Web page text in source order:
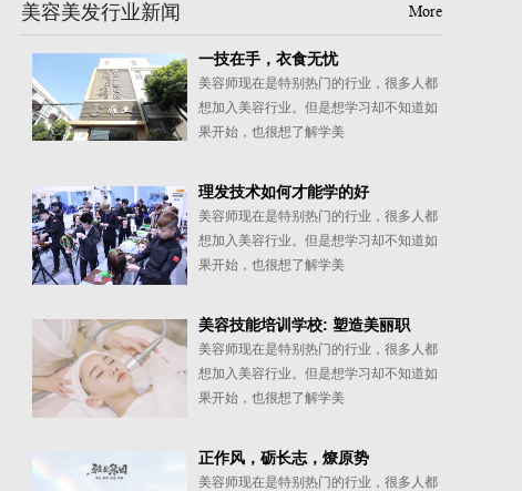
More
美容美发行业新闻
一技在手，衣食无忧
美容师现在是特别热门的行业，很多人都
想加入美容行业。但是想学习却不知道如
果开始，也很想了解学美
理发技术如何才能学的好
美容师现在是特别热门的行业，很多人都
想加入美容行业。但是想学习却不知道如
果开始，也很想了解学美
美容技能培训学校: 塑造美丽职
美容师现在是特别热门的行业，很多人都
想加入美容行业。但是想学习却不知道如
果开始，也很想了解学美
正作风，砺长志，燎原势
美容师现在是特别热门的行业，很多人都